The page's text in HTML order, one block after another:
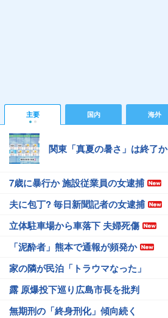
主要 国内 海外
関東「真夏の暑さ」は終了か
7歳に暴行か 施設従業員の女逮捕
夫に包丁? 毎日新聞記者の女逮捕
立体駐車場から車落下 夫婦死傷
「泥酔者」熊本で通報が頻発か
家の隣が民泊「トラウマなった」
露 原爆投下巡り広島市長を批判
無期刑の「終身刑化」傾向続く